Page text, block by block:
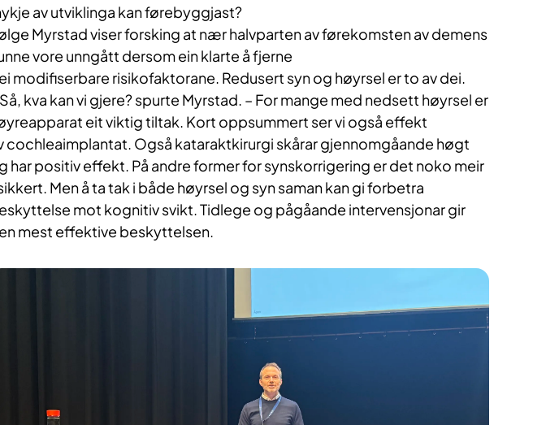
av utviklinga kan førebyggjast?
Myrstad viser forsking at nær halvparten av førekomsten av demens
vore unngått dersom ein klarte å fjerne
modifiserbare risikofaktorane. Redusert syn og høyrsel er to av dei.
kva kan vi gjere? spurte Myrstad. – For mange med nedsett høyrsel er
eit viktig tiltak. Kort oppsummert ser vi også effekt
cochleaimplantat. Også kataraktkirurgi skårar gjennomgåande høgt
har positiv effekt. På andre former for synskorrigering er det noko meir
Men å ta tak i både høyrsel og syn saman kan gi forbetra
mot kognitiv svikt. Tidlege og pågåande intervensjonar gir
mest effektive beskyttelsen.